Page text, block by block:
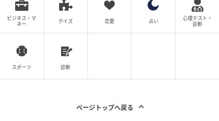
円形脱毛症などの自己免疫疾患
加齢
栄養不足（鉄分、亜鉛、ビタミンAの不足）
甲状腺疾患
爪に白い線や斑点ができる原因
の影響による場合もあるが、「最も多いのは、爪を噛
ビジネス・マ
ネー
クイズ 恋愛 占い
心理テスト・
診断
スポーツ 診断
ページトップへ戻る